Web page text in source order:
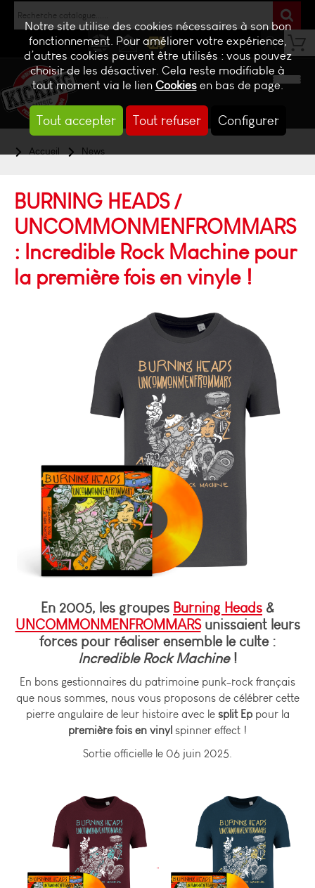
Notre site utilise des cookies nécessaires à son bon
fonctionnement. Pour améliorer votre expérience,
d’autres cookies peuvent être utilisés : vous pouvez
choisir de les désactiver. Cela reste modifiable à
tout moment via le lienCookiesen bas de page.
Tout accepter Tout refuser Configurer
NEWS CONTACTBILLETTERIE
Accueil News
BURNING HEADS /
UNCOMMONMENFROMMARS
: Incredible Rock Machine pour
la première fois en vinyle !
En 2005, les groupes Burning Heads &
UNCOMMONMENFROMMARSunissaient leurs
forces pour réaliser ensemble le culte :
Incredible Rock Machine !
En bons gestionnaires du patrimoine punk-rock français
que nous sommes, nous vous proposons de célébrer cette
pierre angulaire de leur histoire avec lesplit Eppour la
première fois en vinyl spinner effect !
Sortie officielle le 06 juin 2025.